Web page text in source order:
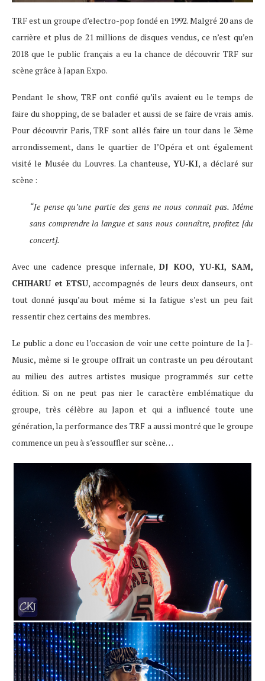
TRF est un groupe d’electro-pop fondé en 1992. Malgré 20 ans de
carrière et plus de 21 millions de disques vendus, ce n’est qu’en
2018 que le public français a eu la chance de découvrir TRF sur
scène grâce à Japan Expo.
Pendant le show, TRF ont confié qu’ils avaient eu le temps de
faire du shopping, de se balader et aussi de se faire de vrais amis.
Pour découvrir Paris, TRF sont allés faire un tour dans le 3ème
arrondissement, dans le quartier de l’Opéra et ont également
visité le Musée du Louvres. La chanteuse, YU-KI, a déclaré sur
scène :
“Je pense qu’une partie des gens ne nous connait pas. Même
sans comprendre la langue et sans nous connaître, profitez [du
concert].
Avec une cadence presque infernale,DJ KOO, YU-KI, SAM,
CHIHARU et ETSU, accompagnés de leurs deux danseurs, ont
tout donné jusqu’au bout même si la fatigue s’est un peu fait
ressentir chez certains des membres.
Le public a donc eu l’occasion de voir une cette pointure de la J-
Music, même si le groupe offrait un contraste un peu déroutant
au milieu des autres artistes musique programmés sur cette
édition. Si on ne peut pas nier le caractère emblématique du
groupe, très célèbre au Japon et qui a influencé toute une
génération, la performance des TRF a aussi montré que le groupe
commence un peu à s’essouffler sur scène…